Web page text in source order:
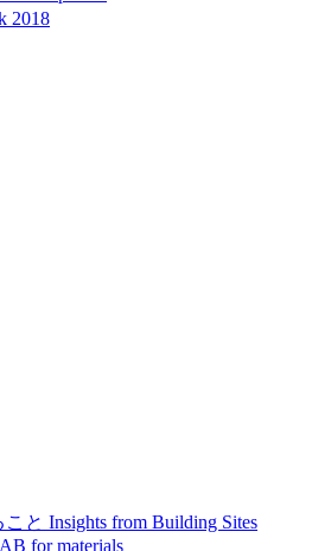
2018
と Insights from Building Sites
for materials